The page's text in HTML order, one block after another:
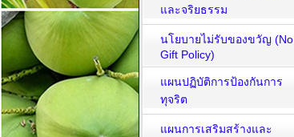
และจริยธรรม
นโยบายไม่รับของขวัญ (No
Gift Policy)
แผนปฏิบัติการป้องกันการ
ทุจริต
แผนการเสริมสร้างและ